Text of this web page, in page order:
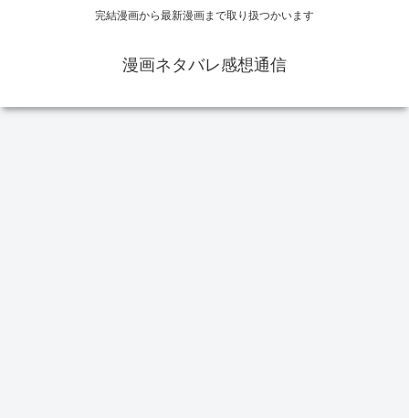
完結漫画から最新漫画まで取り扱つかいます
漫画ネタバレ感想通信